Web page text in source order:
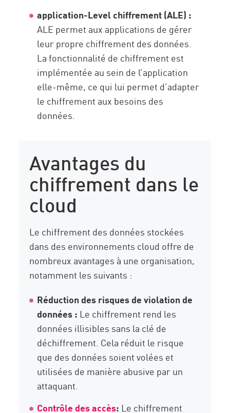
application-Level chiffrement (ALE) :
ALE permet aux applications de gérer
leur propre chiffrement des données.
La fonctionnalité de chiffrement est
implémentée au sein de l’application
elle-même, ce qui lui permet d’adapter
le chiffrement aux besoins des
données.
Avantages du
chiffrement dans le
cloud
Le chiffrement des données stockées
dans des environnements cloud offre de
nombreux avantages à une organisation,
notamment les suivants :
Réduction des risques de violation de
données : Le chiffrement rend les
données illisibles sans la clé de
déchiffrement. Cela réduit le risque
que des données soient volées et
utilisées de manière abusive par un
attaquant.
Contrôle des accès: Le chiffrement